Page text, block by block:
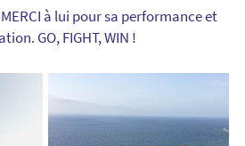
à lui pour sa performance et
GO, FIGHT, WIN !